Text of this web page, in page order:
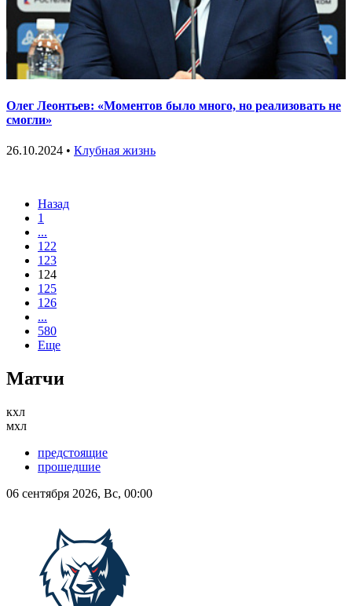
Олег Леонтьев: «Моментов было много, но реализовать не
смогли»
26.10.2024 • Клубная жизнь
Назад
1
...
122
123
124
125
126
...
580
Еще
Матчи
кхл
мхл
предстоящие
прошедшие
06 сентября 2026, Вс, 00:00